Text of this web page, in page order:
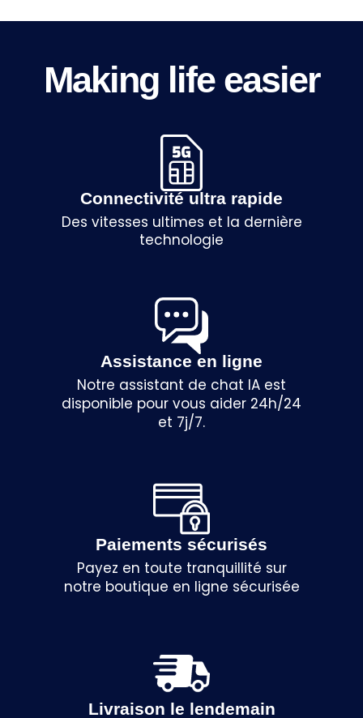
Making life easier
Connectivité ultra rapide
Des vitesses ultimes et la dernière
technologie
Assistance en ligne
Notre assistant de chat IA est
disponible pour vous aider 24h/24
et 7j/7.
Paiements sécurisés
Payez en toute tranquillité sur
notre boutique en ligne sécurisée
Livraison le lendemain